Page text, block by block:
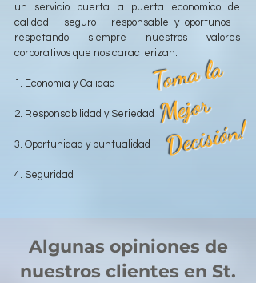
un servicio puerta a puerta economico de
calidad - seguro - responsable y oportunos -
respetando siempre nuestros valores
corporativos que nos caracterizan:
1. Economia y Calidad
2. Responsabilidad y Seriedad
3. Oportunidad y puntualidad
4. Seguridad
T
o
m
a l
a
M
ej
o
r
D
e
ci
si
ó
n!
Algunas opiniones de
nuestros clientes en St.